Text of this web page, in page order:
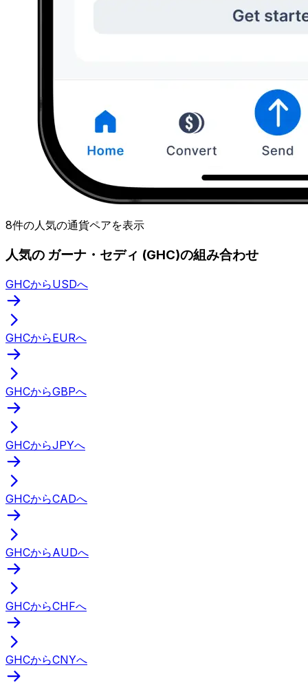
8件の人気の通貨ペアを表示
人気の ガーナ・セディ (GHC)の組み合わせ
GHCからUSDへ
GHCからEURへ
GHCからGBPへ
GHCからJPYへ
GHCからCADへ
GHCからAUDへ
GHCからCHFへ
GHCからCNYへ